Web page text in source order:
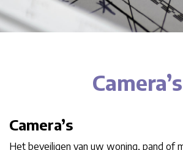
Camera’s
Camera’s
Het beveiligen van uw woning, pand of